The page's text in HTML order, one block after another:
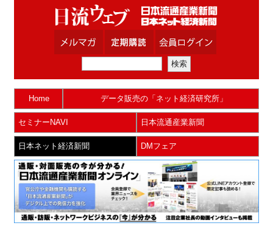
Home データ販売の「ネット経済研究所」
セミナーNAVI 日本流通産業新聞
日本ネット経済新聞 DMフェア